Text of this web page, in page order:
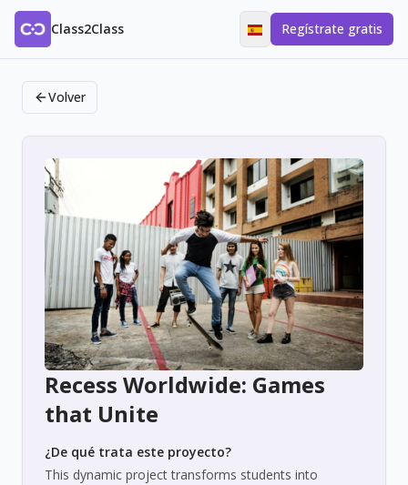
Class2Class Regístrate gratis
Volver
Recess Worldwide: Games
that Unite
¿De qué trata este proyecto?
This dynamic project transforms students into